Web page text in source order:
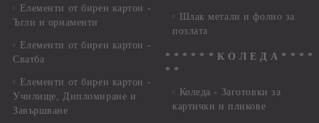
Елементи от бирен картон -
Ъгли и орнаменти
Елементи от бирен картон -
Сватба
Елементи от бирен картон -
Училище, Дипломиране и
Завършване
Шлак метали и фолио за
позлата
* * * * * * К О Л Е Д А * * * *
* *
Коледа - Заготовки за
картички и пликове